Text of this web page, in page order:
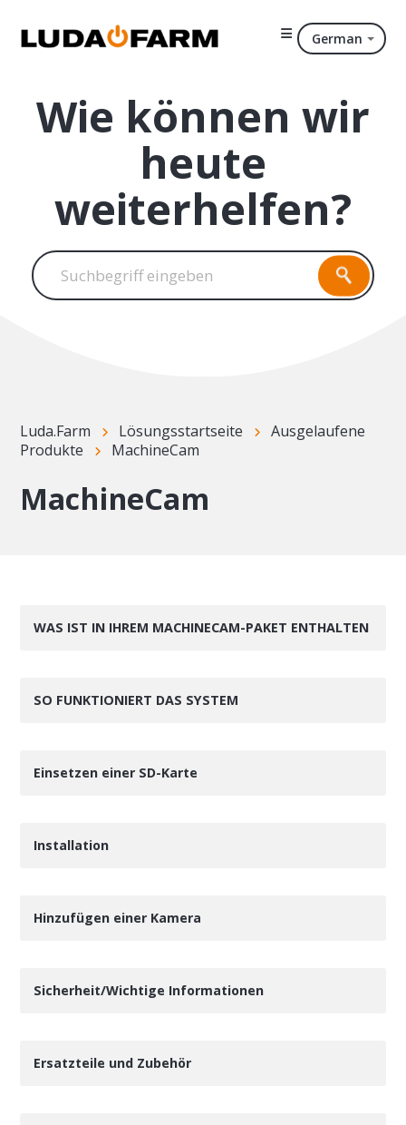
German
Wie können wir
heute
weiterhelfen?
Luda.Farm Lösungsstartseite
Ausgelaufene
Produkte
MachineCam
MachineCam
WAS IST IN IHREM MACHINECAM-PAKET ENTHALTEN
SO FUNKTIONIERT DAS SYSTEM
Einsetzen einer SD-Karte
Installation
Hinzufügen einer Kamera
Sicherheit/Wichtige Informationen
Ersatzteile und Zubehör